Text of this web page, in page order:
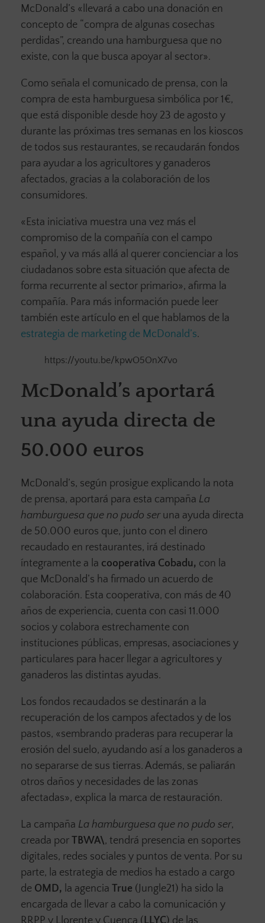
McDonald’s «llevará a cabo una donación en
concepto de “compra de algunas cosechas
perdidas”, creando una hamburguesa que no
existe, con la que busca apoyar al sector».
Como señala el comunicado de prensa, con la
compra de esta hamburguesa simbólica por 1€,
que está disponible desde hoy 23 de agosto y
durante las próximas tres semanas en los kioscos
de todos sus restaurantes, se recaudarán fondos
para ayudar a los agricultores y ganaderos
afectados, gracias a la colaboración de los
consumidores.
«Esta iniciativa muestra una vez más el
compromiso de la compañía con el campo
español, y va más allá al querer concienciar a los
ciudadanos sobre esta situación que afecta de
forma recurrente al sector primario», afirma la
compañía. Para más información puede leer
también este artículo en el que hablamos de la
estrategia de marketing de McDonald’s.
https://youtu.be/kpwO5OnX7vo
McDonald’s aportará
una ayuda directa de
50.000 euros
McDonald’s, según prosigue explicando la nota
de prensa, aportará para esta campaña La
hamburguesa que no pudo seruna ayuda directa
de 50.000 euros que, junto con el dinero
recaudado en restaurantes, irá destinado
íntegramente a la cooperativa Cobadu, con la
que McDonald’s ha firmado un acuerdo de
colaboración. Esta cooperativa, con más de 40
años de experiencia, cuenta con casi 11.000
socios y colabora estrechamente con
instituciones públicas, empresas, asociaciones y
particulares para hacer llegar a agricultores y
ganaderos las distintas ayudas.
Los fondos recaudados se destinarán a la
recuperación de los campos afectados y de los
pastos, «sembrando praderas para recuperar la
erosión del suelo, ayudando así a los ganaderos a
no separarse de sus tierras. Además, se paliarán
otros daños y necesidades de las zonas
afectadas», explica la marca de restauración.
La campaña La hamburguesa que no pudo ser,
creada por TBWA\, tendrá presencia en soportes
digitales, redes sociales y puntos de venta. Por su
parte, la estrategia de medios ha estado a cargo
de OMD, la agencia True (Jungle21) ha sido la
encargada de llevar a cabo la comunicación y